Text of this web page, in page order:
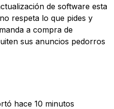
de software esta
respeta lo que pides y
a compra de
sus anuncios pedorros
hace 10 minutos